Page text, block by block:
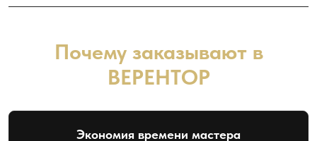
Почему заказывают в
ВЕРЕНТОР
Экономия времени мастера